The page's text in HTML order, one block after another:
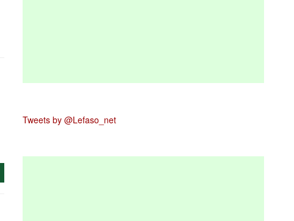
Tweets by @Lefaso_net